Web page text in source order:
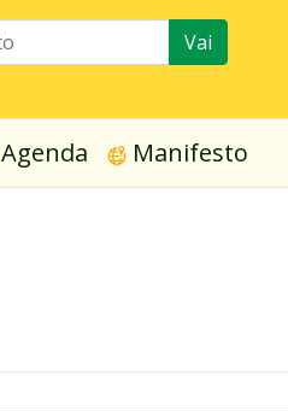
Vai
Agenda Manifesto